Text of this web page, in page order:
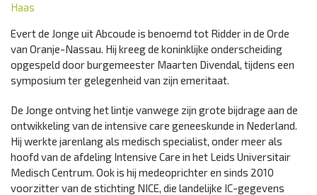
Haas
Evert de Jonge uit Abcoude is benoemd tot Ridder in de Orde
van Oranje-Nassau. Hij kreeg de koninklijke onderscheiding
opgespeld door burgemeester Maarten Divendal, tijdens een
symposium ter gelegenheid van zijn emeritaat.
De Jonge ontving het lintje vanwege zijn grote bijdrage aan de
ontwikkeling van de intensive care geneeskunde in Nederland.
Hij werkte jarenlang als medisch specialist, onder meer als
hoofd van de afdeling Intensive Care in het Leids Universitair
Medisch Centrum. Ook is hij medeoprichter en sinds 2010
voorzitter van de stichting NICE, die landelijke IC-gegevens